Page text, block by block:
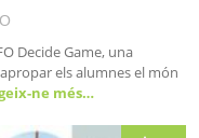
Decide Game, una
els alumnes el món
ne més…